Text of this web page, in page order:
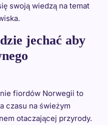
swoją wiedzą na temat
jechać aby
fiordów Norwegii to
czasu na świeżym
otaczającej przyrody.